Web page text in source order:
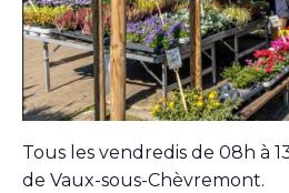
Tous les vendredis de 08h à
de Vaux-sous-Chèvremont.